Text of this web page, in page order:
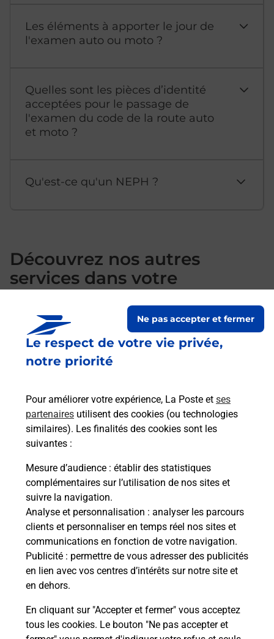
Le respect de votre vie privée,
notre priorité
Pour améliorer votre expérience, La Poste et ses
partenaires utilisent des cookies (ou technologies
similaires). Les finalités des cookies sont les
suivantes :
Mesure d’audience : établir des statistiques
complémentaires sur l’utilisation de nos sites et
suivre la navigation.
Analyse et personnalisation : analyser les parcours
clients et personnaliser en temps réel nos sites et
communications en fonction de votre navigation.
Publicité : permettre de vous adresser des publicités
en lien avec vos centres d’intérêts sur notre site et
en dehors.
En cliquant sur "Accepter et fermer" vous acceptez
tous les cookies. Le bouton "Ne pas accepter et
Ne pas accepter et fermer
Les éléments à apporter le jour de
l'examen auto ou moto ?
Quelles sont les pièces d’identité
acceptées pour le passage de
l'examen du code de la route auto
et moto ?
Qu'est-ce qu'un NEPH ?
Découvrez nos autres
services dans votre
Souscrire à la téléassistance
Vous cherchez une téléassistance, téléalarme dans
la commune Melun ?
Découvrez nos offres.
En savoir plus
Localiser Liste
Liste - examen code de la route